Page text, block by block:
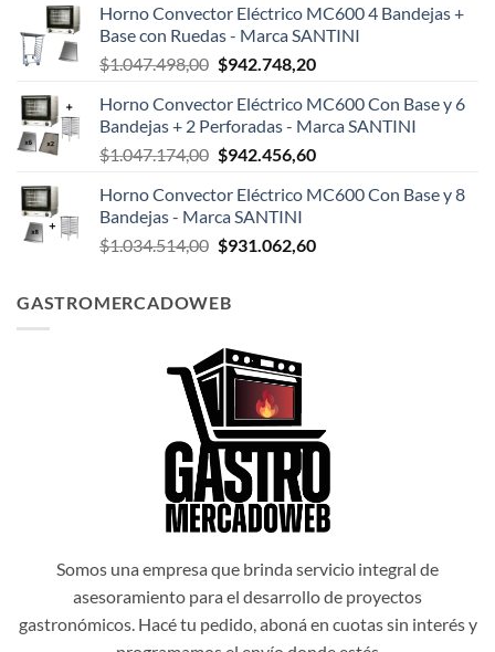
original
era:
$124.999,00.
actual
es:
$108.199,00.
Horno Convector Eléctrico MC600 4 Bandejas +
Base con Ruedas - Marca SANTINI
$1.047.498,00 El
original
era:
$1.047.498,00.
$942.748,20El
actual
es:
$942.748,20.
Horno Convector Eléctrico MC600 Con Base y 6
Bandejas + 2 Perforadas - Marca SANTINI
$1.047.174,00 El
original
era:
$1.047.174,00.
$942.456,60El
actual
$942.456,60.
Horno Convector Eléctrico MC600 Con Base y 8
Bandejas - Marca SANTINI
$1.034.514,00 El
era:
$931.062,60El
GASTROMERCADOWEB
Somos una empresa que brinda servicio integral de
asesoramiento para el desarrollo de proyectos
gastronómicos. Hacé tu pedido, aboná en cuotas sin interés y